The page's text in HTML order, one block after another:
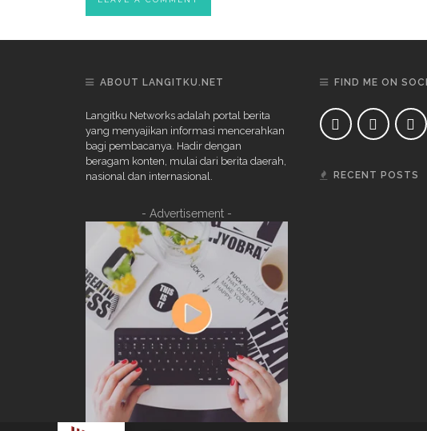
ABOUT LANGITKU.NET
Langitku Networks adalah portal berita
yang menyajikan informasi mencerahkan
bagi pembacanya. Hadir dengan
beragam konten, mulai dari berita daerah,
nasional dan internasional.
- Advertisement -
FIND ME ON
RECENT POSTS